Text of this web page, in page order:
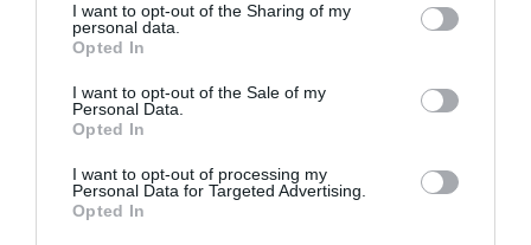
not limited to your visit or usage behaviour. You may click to
grant or deny consent to Google and its third-party tags to
use your data for below specified purposes in below Google
consent section.
I want to opt-out of the Sharing of my
personal data.
Opted In
I want to opt-out of the Sale of my
Personal Data.
Opted In
I want to opt-out of processing my
Personal Data for Targeted Advertising.
Opted In
Az államtitkár a Facebookon arra kérte az időseket, ne hagyják,
hogy kihasználja őket a baloldal, mondván: az idősek
megbecsülésében is előre kell menni, nem hátra.